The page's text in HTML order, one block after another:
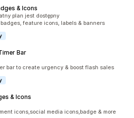
& Icons
1035
plan jest dostępny
feature icons, labels & banners
Bar
479
bar to create urgency & boost flash sales
& Icons
816
icons,social media icons,badge & more